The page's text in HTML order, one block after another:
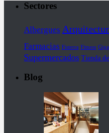
Sectores
Albergues
Farmacias Fisterra Fitness
Supermercados Tienda
Blog